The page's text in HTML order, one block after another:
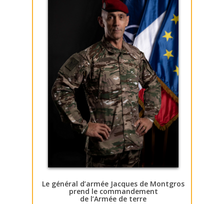
Le général d’armée Jacques de Montgros
prend le commandement
de l’Armée de terre